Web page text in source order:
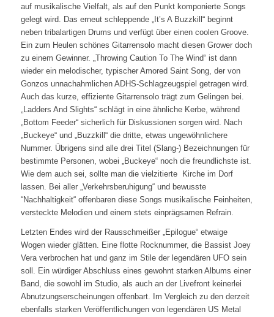
auf musikalische Vielfalt, als auf den Punkt komponierte Songs
gelegt wird. Das erneut schleppende „It’s A Buzzkill“ beginnt
neben tribalartigen Drums und verfügt über einen coolen Groove.
Ein zum Heulen schönes Gitarrensolo macht diesen Grower doch
zu einem Gewinner. „Throwing Caution To The Wind“ ist dann
wieder ein melodischer, typischer Amored Saint Song, der von
Gonzos unnachahmlichen ADHS-Schlagzeugspiel getragen wird.
Auch das kurze, effiziente Gitarrensolo trägt zum Gelingen bei.
„Ladders And Slights“ schlägt in eine ähnliche Kerbe, während
„Bottom Feeder“ sicherlich für Diskussionen sorgen wird. Nach
„Buckeye“ und „Buzzkill“ die dritte, etwas ungewöhnlichere
Nummer. Übrigens sind alle drei Titel (Slang-) Bezeichnungen für
bestimmte Personen, wobei „Buckeye“ noch die freundlichste ist.
Wie dem auch sei, sollte man die vielzitierte Kirche im Dorf
lassen. Bei aller „Verkehrsberuhigung“ und bewusste
“Nachhaltigkeit“ offenbaren diese Songs musikalische Feinheiten,
versteckte Melodien und einem stets einprägsamen Refrain.
Letzten Endes wird der Rausschmeißer „Epilogue“ etwaige
Wogen wieder glätten. Eine flotte Rocknummer, die Bassist Joey
Vera verbrochen hat und ganz im Stile der legendären UFO sein
soll. Ein würdiger Abschluss eines gewohnt starken Albums einer
Band, die sowohl im Studio, als auch an der Livefront keinerlei
Abnutzungserscheinungen offenbart. Im Vergleich zu den derzeit
ebenfalls starken Veröffentlichungen von legendären US Metal